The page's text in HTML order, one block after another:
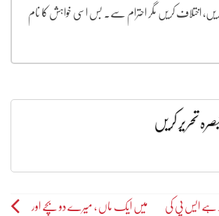
اختلاف کریں مگر احترام سے۔ بس اسی خواہش کا نام
تحریر کریں
ہے ایس پی کی میں ایک ماں ، میرے دو بچے اور